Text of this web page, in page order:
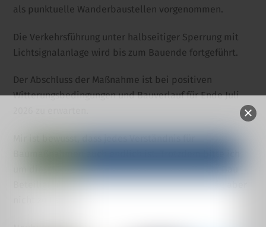
als punktuelle Wanderbaustellen vorgenommen.
Die Verkehrsführung unter halbseitiger Sperrung mit
Lichtsignalanlage wird bis zum Bauende fortgeführt.
Der Abschluss der Maßnahme ist bei positiven
Witterungsbedingungen und Bauverlauf für Ende Juli
Mir ist bewusst, dass jedes Verständnis für
um dieses. Sie können gewiss sein, dass alle am Bau
Beteiligten bestrebt sind, diese Maßnahme zügig aber